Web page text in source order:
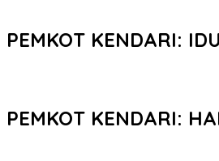
PEMKOT KENDARI:
PEMKOT KENDARI: